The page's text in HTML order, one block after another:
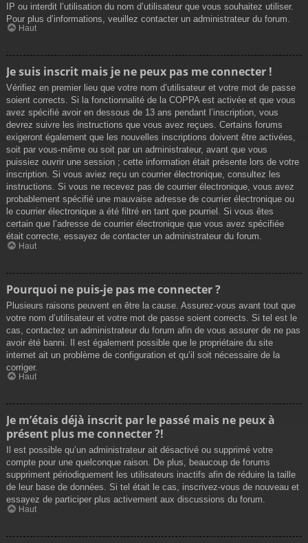
IP ou interdit l’utilisation du nom d’utilisateur que vous souhaitez utiliser.
Pour plus d’informations, veuillez contacter un administrateur du forum.
Haut
Je suis inscrit mais je ne peux pas me connecter !
Vérifiez en premier lieu que votre nom d’utilisateur et votre mot de passe
soient corrects. Si la fonctionnalité de la COPPA est activée et que vous
avez spécifié avoir en dessous de 13 ans pendant l’inscription, vous
devrez suivre les instructions que vous avez reçues. Certains forums
exigeront également que les nouvelles inscriptions doivent être activées,
soit par vous-même ou soit par un administrateur, avant que vous
puissiez ouvrir une session ; cette information était présente lors de votre
inscription. Si vous aviez reçu un courrier électronique, consultez les
instructions. Si vous ne recevez pas de courrier électronique, vous avez
probablement spécifié une mauvaise adresse de courrier électronique ou
le courrier électronique a été filtré en tant que pourriel. Si vous êtes
certain que l’adresse de courrier électronique que vous avez spécifiée
était correcte, essayez de contacter un administrateur du forum.
Haut
Pourquoi ne puis-je pas me connecter ?
Plusieurs raisons peuvent en être la cause. Assurez-vous avant tout que
votre nom d’utilisateur et votre mot de passe soient corrects. Si tel est le
cas, contactez un administrateur du forum afin de vous assurer de ne pas
avoir été banni. Il est également possible que le propriétaire du site
internet ait un problème de configuration et qu’il soit nécessaire de la
corriger.
Haut
Je m’étais déjà inscrit par le passé mais ne peux à
présent plus me connecter ?!
Il est possible qu’un administrateur ait désactivé ou supprimé votre
compte pour une quelconque raison. De plus, beaucoup de forums
suppriment périodiquement les utilisateurs inactifs afin de réduire la taille
de leur base de données. Si tel était le cas, inscrivez-vous de nouveau et
essayez de participer plus activement aux discussions du forum.
Haut